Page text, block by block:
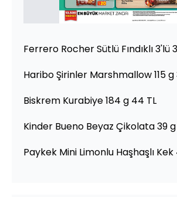
Ferrero Rocher Sütlü Fındıklı 3'lü
Haribo Şirinler Marshmallow 115 g
Biskrem Kurabiye 184 g 44 TL
Kinder Bueno Beyaz Çikolata 39 g
Paykek Mini Limonlu Haşhaşlı Kek